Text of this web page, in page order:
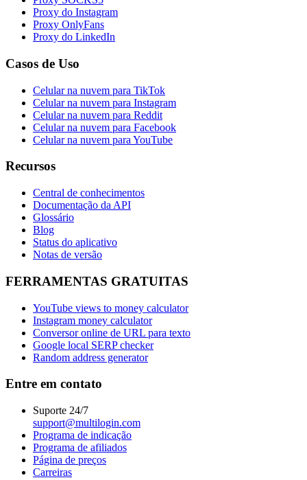
Proxy do Instagram
Proxy OnlyFans
Proxy do LinkedIn
Casos de Uso
Celular na nuvem para TikTok
Celular na nuvem para Instagram
Celular na nuvem para Reddit
Celular na nuvem para Facebook
Celular na nuvem para YouTube
Recursos
Central de conhecimentos
Documentação da API
Glossário
Blog
Status do aplicativo
Notas de versão
FERRAMENTAS GRATUITAS
YouTube views to money calculator
Instagram money calculator
Conversor online de URL para texto
Google local SERP checker
Random address generator
Entre em contato
Suporte 24/7
support@multilogin.com
Programa de indicação
Programa de afiliados
Página de preços
Carreiras